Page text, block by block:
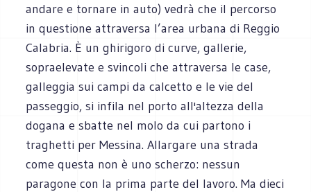
andare e tornare in auto) vedrà che il percorso
in questione attraversa l’area urbana di Reggio
Calabria. È un ghirigoro di curve, gallerie,
sopraelevate e svincoli che attraversa le case,
galleggia sui campi da calcetto e le vie del
passeggio, si infila nel porto all'altezza della
dogana e sbatte nel molo da cui partono i
traghetti per Messina. Allargare una strada
come questa non è uno scherzo: nessun
paragone con la prima parte del lavoro. Ma dieci